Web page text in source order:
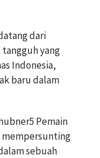
dari
tangguh yang
Indonesia,
baru dalam
Pemain
mempersunting
sebuah